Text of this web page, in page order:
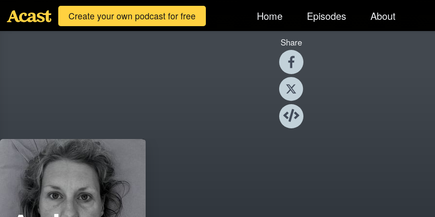
Create your own podcast for free Home Episodes About
Share